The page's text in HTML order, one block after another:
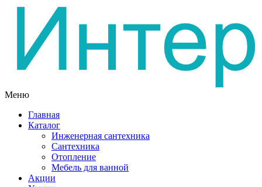
Меню
Главная
Каталог
Инженерная сантехника
Сантехника
Отопление
Мебель для ванной
Акции